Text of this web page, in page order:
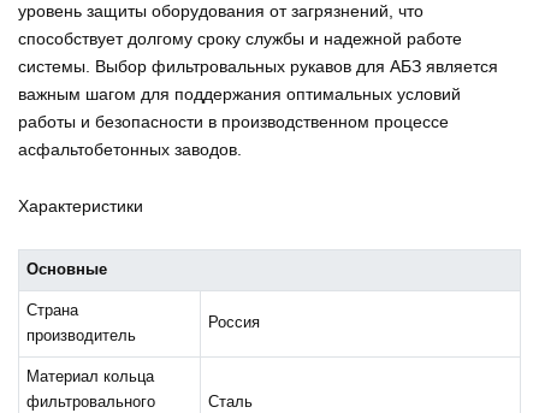
уровень защиты оборудования от загрязнений, что
способствует долгому сроку службы и надежной работе
системы. Выбор фильтровальных рукавов для АБЗ является
важным шагом для поддержания оптимальных условий
работы и безопасности в производственном процессе
асфальтобетонных заводов.
Характеристики
Основные
Страна
производитель
Россия
Материал кольца
фильтровального
Сталь